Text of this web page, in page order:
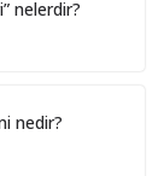
nelerdir?
nedir?